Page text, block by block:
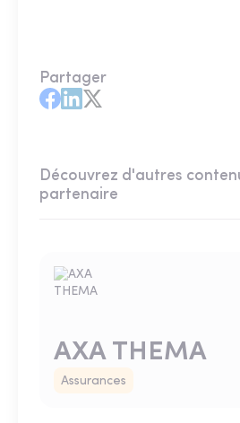
Partager
Découvrez d'autres
partenaire
AXA THEMA
Assurances